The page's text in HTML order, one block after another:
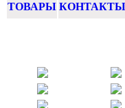
ТОВАРЫ КОНТАКТЫ